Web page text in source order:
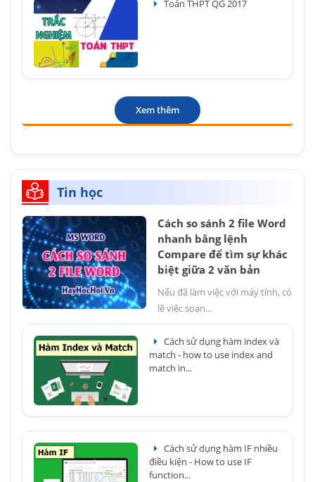
Toán THPT QG 2017
Xem thêm
Tin học
Cách so sánh 2 file Word
nhanh bằng lệnh
Compare để tìm sự khác
biệt giữa 2 văn bản
Nếu đã làm việc với máy tính, có
lẽ việc soạn...
Cách sử dụng hàm index và
match - how to use index and
match in...
Cách sử dụng hàm IF nhiều
điều kiện - How to use IF
function...